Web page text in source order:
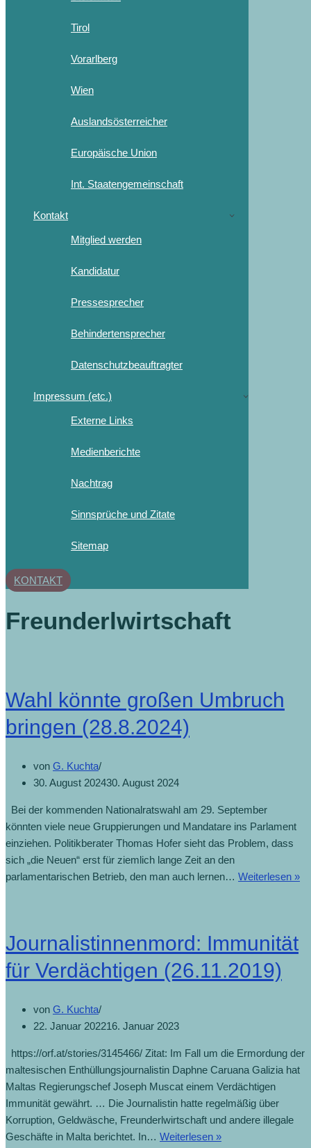
Tirol
Vorarlberg
Wien
Auslandsösterreicher
Europäische Union
Int. Staatengemeinschaft
Kontakt
Mitglied werden
Kandidatur
Pressesprecher
Behindertensprecher
Datenschutzbeauftragter
Impressum (etc.)
Externe Links
Medienberichte
Nachtrag
Sinnsprüche und Zitate
Sitemap
KONTAKT
Freunderlwirtschaft
Wahl könnte großen Umbruch
bringen (28.8.2024)
von G. Kuchta
30. August 202430. August 2024
Bei der kommenden Nationalratswahl am 29. September
könnten viele neue Gruppierungen und Mandatare ins Parlament
einziehen. Politikberater Thomas Hofer sieht das Problem, dass
sich „die Neuen“ erst für ziemlich lange Zeit an den
parlamentarischen Betrieb, den man auch lernen… Weiterlesen »
Journalistinnenmord: Immunität
für Verdächtigen (26.11.2019)
von G. Kuchta
22. Januar 202216. Januar 2023
https://orf.at/stories/3145466/ Zitat: Im Fall um die Ermordung der
maltesischen Enthüllungsjournalistin Daphne Caruana Galizia hat
Maltas Regierungschef Joseph Muscat einem Verdächtigen
Immunität gewährt. … Die Journalistin hatte regelmäßig über
Korruption, Geldwäsche, Freunderlwirtschaft und andere illegale
Geschäfte in Malta berichtet. In… Weiterlesen »